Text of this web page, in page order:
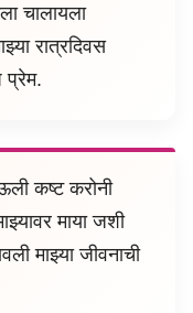
चालायला
रात्रदिवस
प्रेम.
कष्ट करोनी
माया जशी
माझ्या जीवनाची